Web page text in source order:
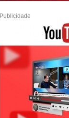
Publicidade